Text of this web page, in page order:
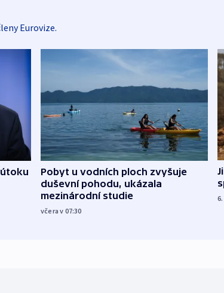
Eurovize.
Pobyt u vodních ploch zvyšuje
duševní pohodu, ukázala
mezinárodní studie
včera v 07:30